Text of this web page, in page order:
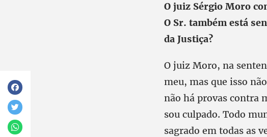
O juiz Sérgio Moro
O Sr. também está
da Justiça?
O juiz Moro, na
meu, mas que isso
não há provas contra
sou culpado. Todo
sagrado em todas as